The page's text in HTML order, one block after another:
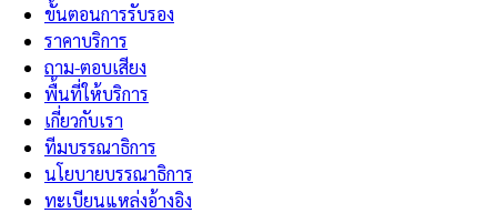
ขั้นตอนการรับรอง
ราคาบริการ
ถาม-ตอบเสียง
พื้นที่ให้บริการ
เกี่ยวกับเรา
ทีมบรรณาธิการ
นโยบายบรรณาธิการ
ทะเบียนแหล่งอ้างอิง